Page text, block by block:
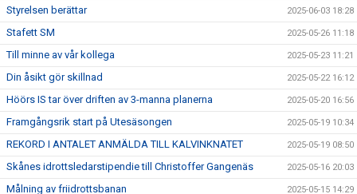
Styrelsen berättar 2025-06-03 18:28
Stafett SM 2025-05-26 11:18
Till minne av vår kollega 2025-05-23 11:21
Din åsikt gör skillnad 2025-05-22 16:12
Höörs IS tar över driften av 3-manna planerna 2025-05-20 16:56
Framgångsrik start på Utesäsongen 2025-05-19 10:34
REKORD I ANTALET ANMÄLDA TILL KALVINKNATET 2025-05-19 08:50
Skånes idrottsledarstipendie till Christoffer Gangenäs 2025-05-16 20:03
Målning av friidrottsbanan 2025-05-15 14:29